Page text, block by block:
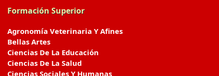
Formación Superior
Agronomía Veterinaria Y Afines
Bellas Artes
Ciencias De La Educación
Ciencias De La Salud
Ciencias Sociales Y Humanas